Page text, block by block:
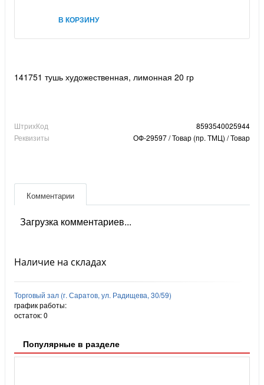
В КОРЗИНУ
141751 тушь художественная, лимонная 20 гр
ШтрихКод
8593540025944
Реквизиты
ОФ-29597 / Товар (пр. ТМЦ) / Товар
Комментарии
Загрузка комментариев...
Наличие на складах
Торговый зал (г. Саратов, ул. Радищева, 30/59)
график работы:
остаток:0
Популярные в разделе